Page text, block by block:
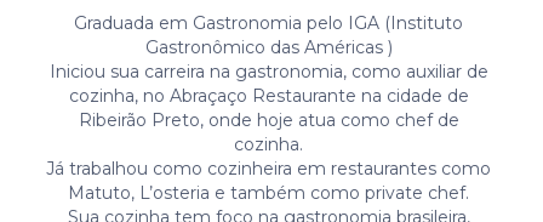
Graduada em Gastronomia pelo IGA (Instituto
Gastronômico das Américas )
Iniciou sua carreira na gastronomia, como auxiliar de
cozinha, no Abraçaço Restaurante na cidade de
Ribeirão Preto, onde hoje atua como chef de
cozinha.
Já trabalhou como cozinheira em restaurantes como
Matuto, L’osteria e também como private chef.
Sua cozinha tem foco na gastronomia brasileira,